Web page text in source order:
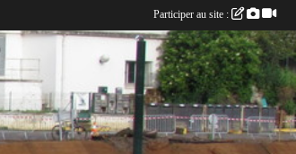
Participer au site :